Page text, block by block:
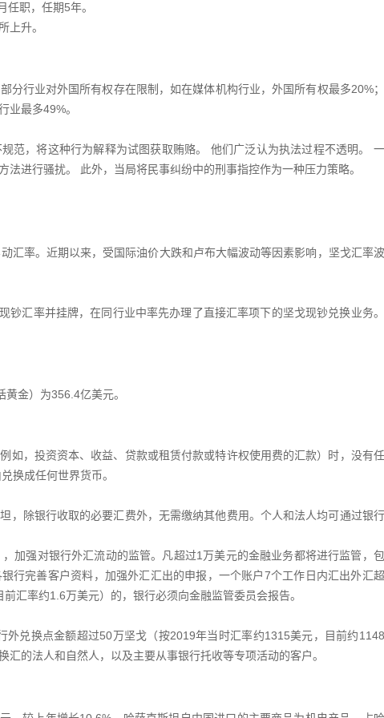
职，任期5年。
升。
分行业对外国所有权存在限制，如在媒体机构行业，外国所有权最多20%
业最多49%。
范，将这种行为解释为试图获取贿赂。 他们广泛认为执法过程不透明。
进行骚扰。 此外，当局将民事纠纷中的刑事指控作为一种压力策略。
汇率。近期以来，受国际油价大跌和卢布大幅波动等因素影响，坚戈汇率
钞汇率并挂牌，在同行业中率先办理了直接汇率项下的坚戈现钞兑换业务
金）为356.4亿美元。
如，投资资本、收益、贷款或租赁付款或特许权使用费的汇款）时，没有
换成任何世界货币。
，除银行收取的必要汇费外，无需缴纳其他费用。个人和法人均可通过银
加强对银行外汇流动的监管。凡超过1万美元的金融业务都将进行监管，
行完善客户资料，加强外汇汇出的申报，一个账户7个工作日内汇出外汇
汇率约1.6万美元）的，银行必须向金融监管委员会报告。
外兑换点金额超过50万坚戈（按2019年当时汇率约1315美元，目前约
的法人和自然人，以及主要从事银行托收等专项活动的客户。